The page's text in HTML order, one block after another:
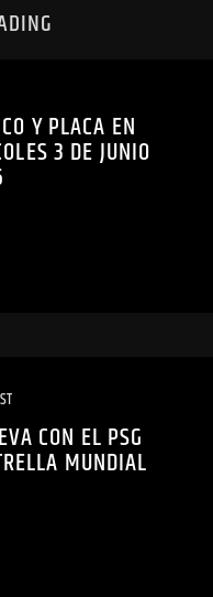
Y PLACA EN
3 DE JUNIO
CON EL PSG
MUNDIAL